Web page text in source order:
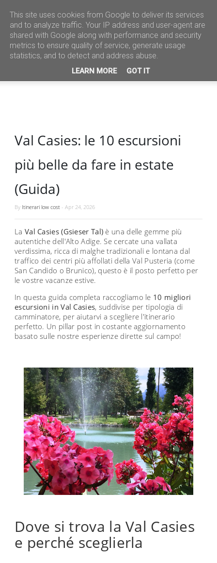
Val Casies: le 10 escursioni
più belle da fare in estate
(Guida)
By Itinerari low cost - Apr 24, 2026
La Val Casies (Gsieser Tal) è una delle gemme più
autentiche dell'Alto Adige. Se cercate una vallata
verdissima, ricca di malghe tradizionali e lontana dal
traffico dei centri più affollati della Val Pusteria (come
San Candido o Brunico), questo è il posto perfetto per
le vostre vacanze estive.
In questa guida completa raccogliamo le 10 migliori
escursioni in Val Casies, suddivise per tipologia di
camminatore, per aiutarvi a scegliere l'itinerario
perfetto. Un pillar post in costante aggiornamento
basato sulle nostre esperienze dirette sul campo!
Dove si trova la Val Casies
e perché sceglierla
This site uses cookies from Google to deliver its services
and to analyze traffic. Your IP address and user-agent are
shared with Google along with performance and security
metrics to ensure quality of service, generate usage
statistics, and to detect and address abuse.
LEARN MORE GOT IT